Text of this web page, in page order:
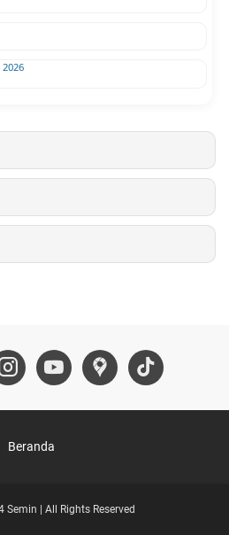
Beranda
Semin | All Rights Reserved